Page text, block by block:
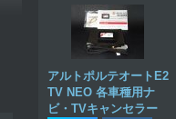
アルトポルテオートE2
TV NEO 各車種用ナ
ビ・TVキャンセラー